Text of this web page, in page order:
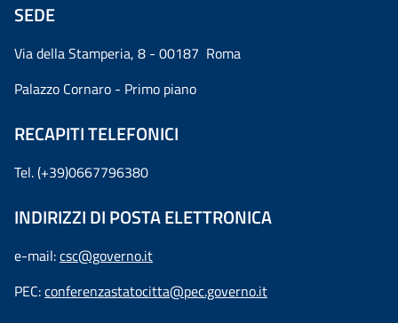
SEDE
Via della Stamperia, 8 - 00187 Roma
Palazzo Cornaro - Primo piano
RECAPITI TELEFONICI
Tel. (+39)0667796380
INDIRIZZI DI POSTA ELETTRONICA
e-mail:csc@governo.it
PEC:conferenzastatocitta@pec.governo.it